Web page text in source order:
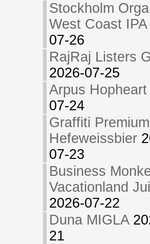
Stockholm
West Coast IPA
07-26
RajRaj Listers
2026-07-25
Arpus Hopheart
07-24
Graffiti Premium
Hefeweissbier
07-23
Business
Vacationland
2026-07-22
Duna MIGLA
21